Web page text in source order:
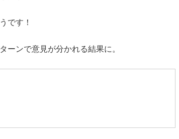
です！
ーンで意見が分かれる結果に。